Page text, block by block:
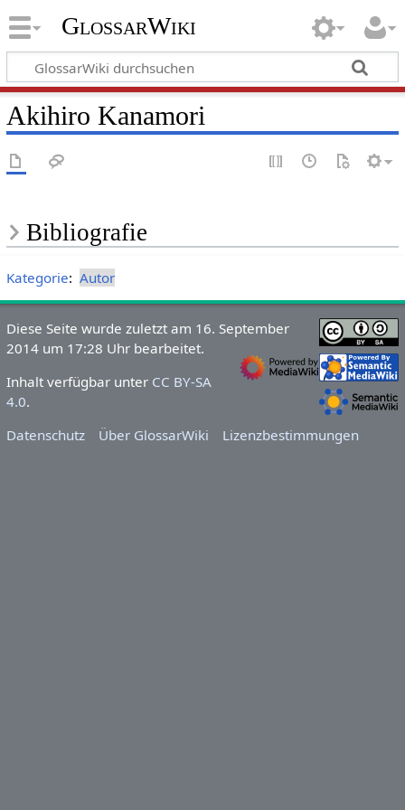
GlossarWiki
Akihiro Kanamori
Bibliografie
Kategorie: Autor
Diese Seite wurde zuletzt am 16. September
2014 um 17:28 Uhr bearbeitet.
Inhalt verfügbar unter CC BY-SA
4.0.
Datenschutz
Über GlossarWiki Lizenzbestimmungen